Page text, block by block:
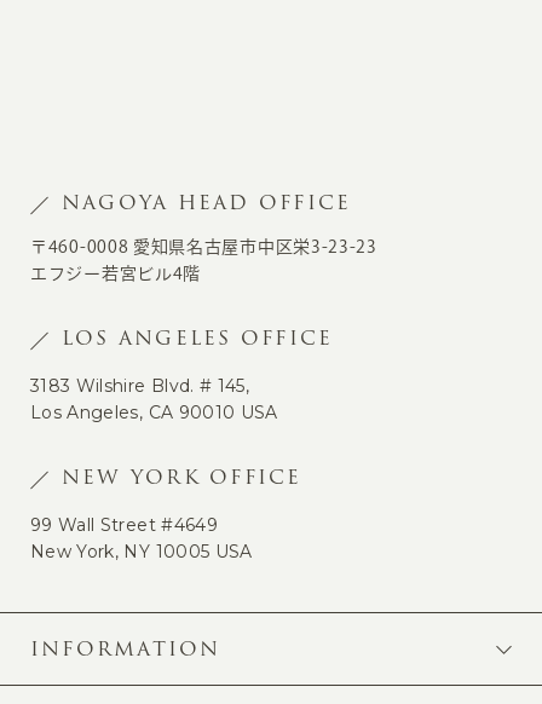
NAGOYA HEAD OFFICE
〒460-0008 愛知県名古屋市中区栄3-23-23
エフジー若宮ビル4階
LOS ANGELES OFFICE
3183 Wilshire Blvd. # 145,
Los Angeles, CA 90010 USA
NEW YORK OFFICE
99 Wall Street #4649
New York, NY 10005 USA
INFORMATION